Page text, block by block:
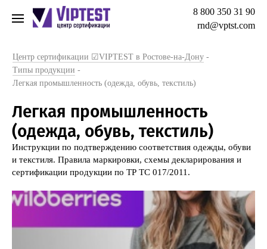
8 800 350 31 90
rnd@vptst.com
Центр сертификации ☑VIPTEST в Ростове-на-Дону -
Типы продукции -
Легкая промышленность (одежда, обувь, текстиль)
Легкая промышленность
(одежда, обувь, текстиль)
Инструкции по подтверждению соответствия одежды, обуви
и текстиля. Правила маркировки, схемы декларирования и
сертификации продукции по ТР ТС 017/2011.